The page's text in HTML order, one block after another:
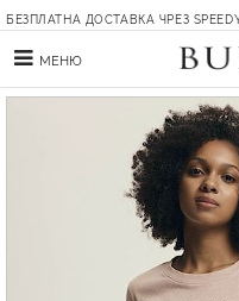
БЕЗПЛАТНА ДОСТАВКА ЧРЕЗ
МЕНЮ